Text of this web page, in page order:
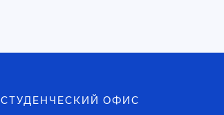
СТУДЕНЧЕСКИЙ ОФИС